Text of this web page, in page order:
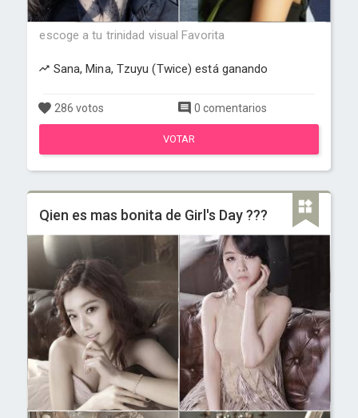
escoge a tu trinidad visual Favorita
Sana, Mina, Tzuyu (Twice) está ganando
286 votos 0 comentarios
VOTAR
Qien es mas bonita de Girl's Day ???